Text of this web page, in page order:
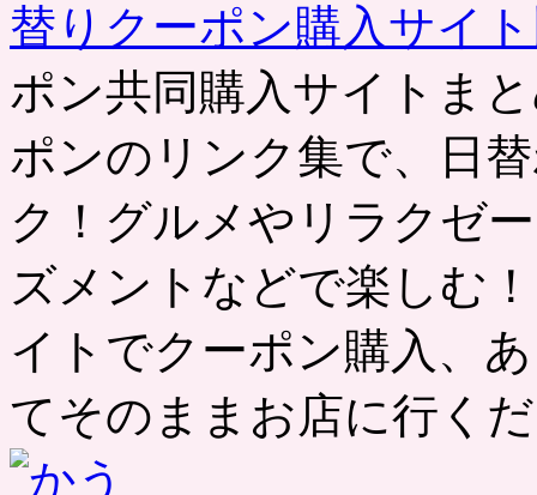
替りクーポン購入サイ
ポン共同購入サイトま
ポンのリンク集で、日
ク！グルメやリラクゼ
ズメントなどで楽しむ
イトでクーポン購入、
てそのままお店に行く